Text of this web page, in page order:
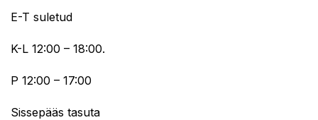
E-T suletud
K-L 12:00 – 18:00.
P 12:00 – 17:00
Sissepääs tasuta